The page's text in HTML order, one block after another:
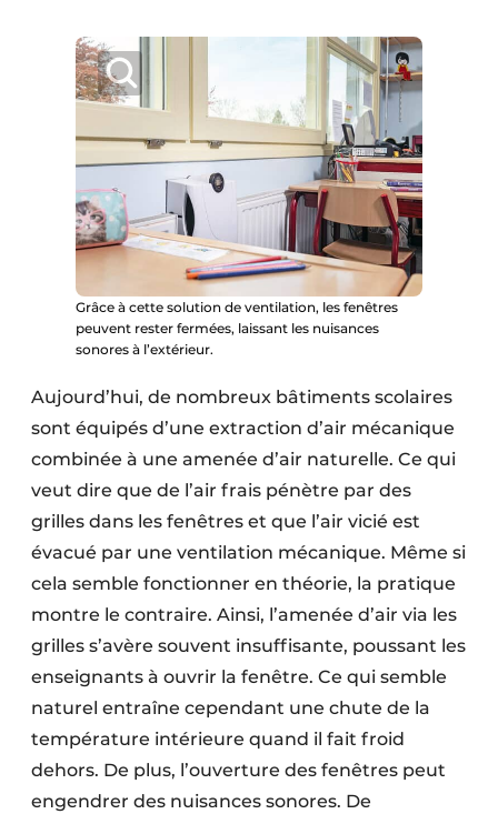
Techniques ferroviaires
Grâce à cette solution de ventilation, les fenêtres
peuvent rester fermées, laissant les nuisances
sonores à l’extérieur.
Aujourd’hui, de nombreux bâtiments scolaires
sont équipés d’une extraction d’air mécanique
combinée à une amenée d’air naturelle. Ce qui
veut dire que de l’air frais pénètre par des
grilles dans les fenêtres et que l’air vicié est
évacué par une ventilation mécanique. Même si
cela semble fonctionner en théorie, la pratique
montre le contraire. Ainsi, l’amenée d’air via les
grilles s’avère souvent insuffisante, poussant les
enseignants à ouvrir la fenêtre. Ce qui semble
naturel entraîne cependant une chute de la
température intérieure quand il fait froid
dehors. De plus, l’ouverture des fenêtres peut
engendrer des nuisances sonores. De